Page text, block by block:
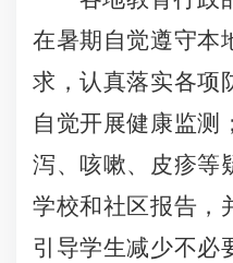
在暑期自觉遵守本
求，认真落实各项
自觉开展健康监测
泻、咳嗽、皮疹等
学校和社区报告，
引导学生减少不必